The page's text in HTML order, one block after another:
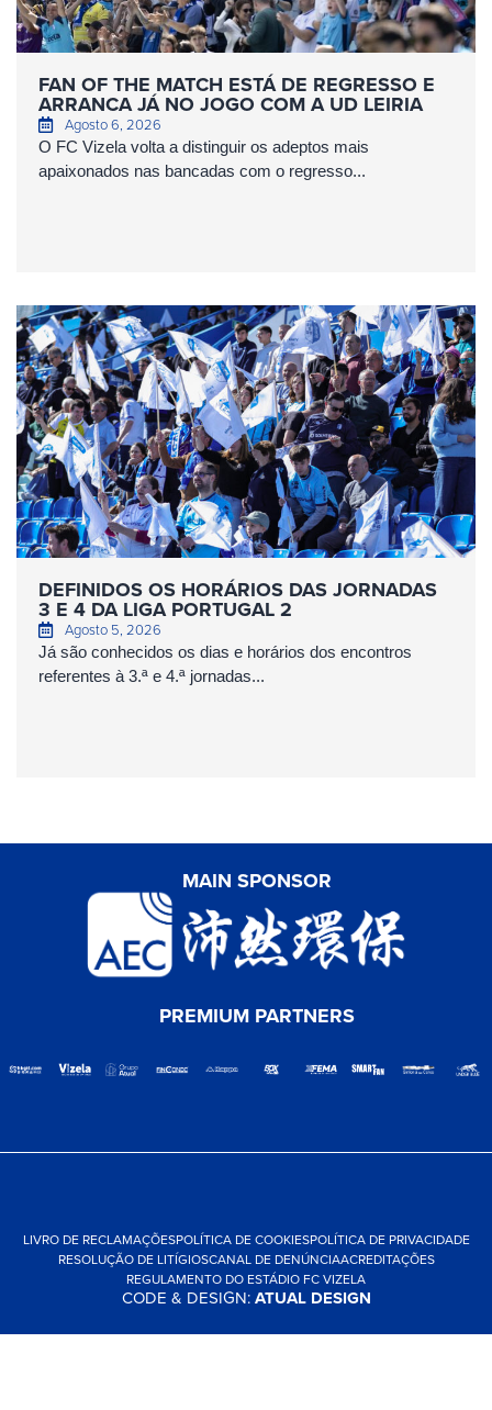
FAN OF THE MATCH ESTÁ DE REGRESSO E
ARRANCA JÁ NO JOGO COM A UD LEIRIA
Agosto 6, 2026
O FC Vizela volta a distinguir os adeptos mais
apaixonados nas bancadas com o regresso...
DEFINIDOS OS HORÁRIOS DAS JORNADAS
3 E 4 DA LIGA PORTUGAL 2
Agosto 5, 2026
Já são conhecidos os dias e horários dos encontros
referentes à 3.ª e 4.ª jornadas...
MAIN SPONSOR
PREMIUM PARTNERS
LIVRO DE RECLAMAÇÕESPOLÍTICA DE COOKIESPOLÍTICA DE PRIVACIDADE
RESOLUÇÃO DE LITÍGIOSCANAL DE DENÚNCIAACREDITAÇÕES
REGULAMENTO DO ESTÁDIO FC VIZELA
CODE & DESIGN:ATUAL DESIGN